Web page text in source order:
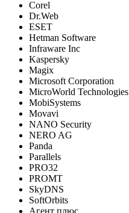
Corel
Dr.Web
ESET
Hetman Software
Infraware Inc
Kaspersky
Magix
Microsoft Corporation
MicroWorld Technologies
MobiSystems
Movavi
NANO Security
NERO AG
Panda
Parallels
PRO32
PROMT
SkyDNS
SoftOrbits
Агент плюс